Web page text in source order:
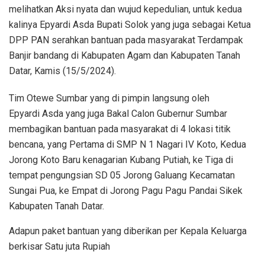
melihatkan Aksi nyata dan wujud kepedulian, untuk kedua
kalinya Epyardi Asda Bupati Solok yang juga sebagai Ketua
DPP PAN serahkan bantuan pada masyarakat Terdampak
Banjir bandang di Kabupaten Agam dan Kabupaten Tanah
Datar, Kamis (15/5/2024).
Tim Otewe Sumbar yang di pimpin langsung oleh
Epyardi Asda yang juga Bakal Calon Gubernur Sumbar
membagikan bantuan pada masyarakat di 4 lokasi titik
bencana, yang Pertama di SMP N 1 Nagari IV Koto, Kedua
Jorong Koto Baru kenagarian Kubang Putiah, ke Tiga di
tempat pengungsian SD 05 Jorong Galuang Kecamatan
Sungai Pua, ke Empat di Jorong Pagu Pagu Pandai Sikek
Kabupaten Tanah Datar.
Adapun paket bantuan yang diberikan per Kepala Keluarga
berkisar Satu juta Rupiah